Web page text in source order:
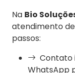
Na Bio
atendimento
passos:
Contato
WhatsApp